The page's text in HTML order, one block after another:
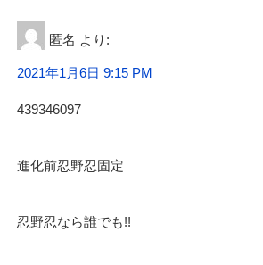
匿名 より:
2021年1月6日 9:15 PM
439346097
進化前忍野忍固定
忍野忍なら誰でも!!